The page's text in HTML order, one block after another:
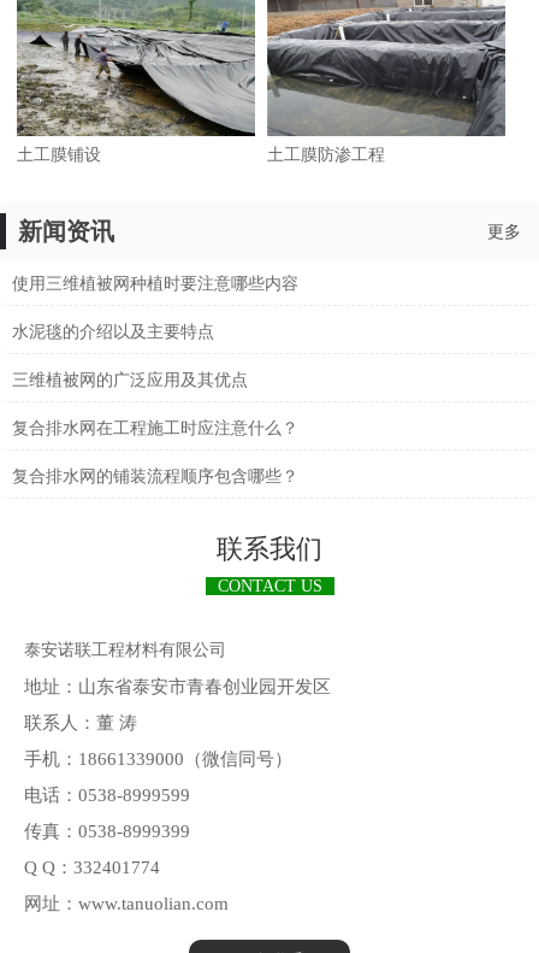
土工膜铺设 土工膜防渗工程
新闻资讯 更多
使用三维植被网种植时要注意哪些内容
水泥毯的介绍以及主要特点
三维植被网的广泛应用及其优点
复合排水网在工程施工时应注意什么？
复合排水网的铺装流程顺序包含哪些？
联系我们
CONTACT US
泰安诺联工程材料有限公司
地址：山东省泰安市青春创业园开发区
联系人：董 涛
手机：18661339000（微信同号）
电话：0538-8999599
传真：0538-8999399
Q Q：332401774
网址：www.tanuolian.com